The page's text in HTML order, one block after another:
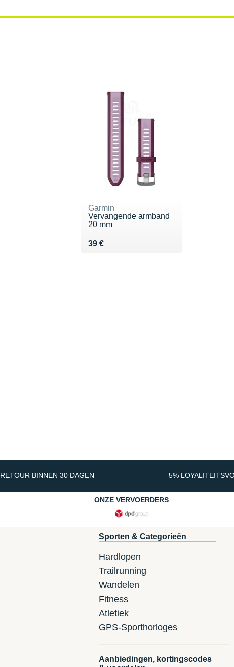
Garmin
Vervangende armband
20 mm
39 €
Vendu 39 €
RETOUR BINNEN 30 DAGEN 5%
ONZE VERVOERDERS
Sporten & Categorieën
Hardlopen
Trailrunning
Wandelen
Fitness
Atletiek
GPS-Sporthorloges
Aanbiedingen, kortingscodes